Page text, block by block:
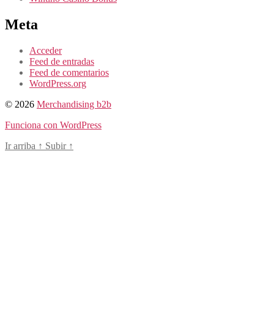
Meta
Acceder
Feed de entradas
Feed de comentarios
WordPress.org
© 2026 Merchandising b2b
Funciona con WordPress
Ir arriba ↑ Subir ↑